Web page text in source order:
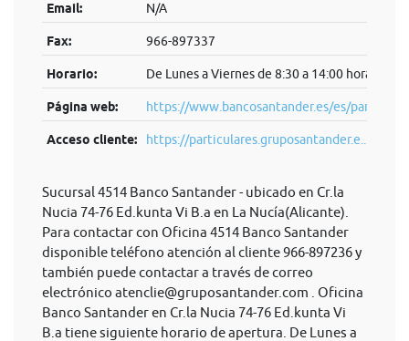
Email: N/A
Fax: 966-897337
Horario: De Lunes a Viernes de 8:30 a 14:00 horas.
Página web: https://www.bancosantander.es/es/
Acceso cliente: https://particulares.gruposantander.e...
Sucursal 4514 Banco Santander - ubicado en Cr.la
Nucia 74-76 Ed.kunta Vi B.a en La Nucía(Alicante).
Para contactar con Oficina 4514 Banco Santander
disponible teléfono atención al cliente 966-897236 y
también puede contactar a través de correo
electrónico atenclie@gruposantander.com . Oficina
Banco Santander en Cr.la Nucia 74-76 Ed.kunta Vi
B.a tiene siguiente horario de apertura. De Lunes a